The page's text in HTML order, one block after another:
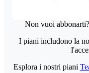
Non vuoi abbonarti?
I piani includono la
Esplora i nostri piani